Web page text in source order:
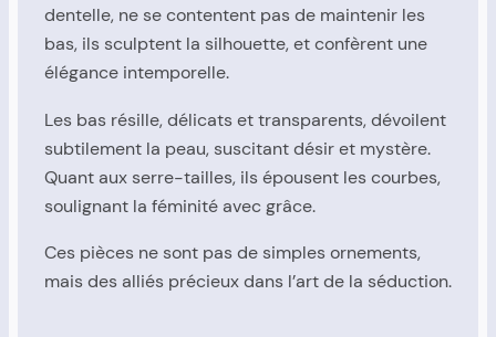
dentelle, ne se contentent pas de maintenir les
bas, ils sculptent la silhouette, et confèrent une
élégance intemporelle.
Les bas résille, délicats et transparents, dévoilent
subtilement la peau, suscitant désir et mystère.
Quant aux serre-tailles, ils épousent les courbes,
soulignant la féminité avec grâce.
Ces pièces ne sont pas de simples ornements,
mais des alliés précieux dans l’art de la séduction.